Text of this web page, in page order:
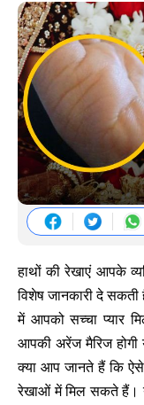
हाथों की रेखाएं आपके
विशेष जानकारी दे
में आपको सच्चा प्यार
आपकी अरेंज मैरिज
क्या आप जानते हैं कि
रेखाओं में मिल सकते हैं।